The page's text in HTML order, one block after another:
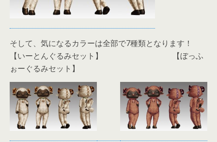
そして、気になるカラーは全部で7種類となります！
【いーとんぐるみセット】 【ぼっふ
ぉーぐるみセット】